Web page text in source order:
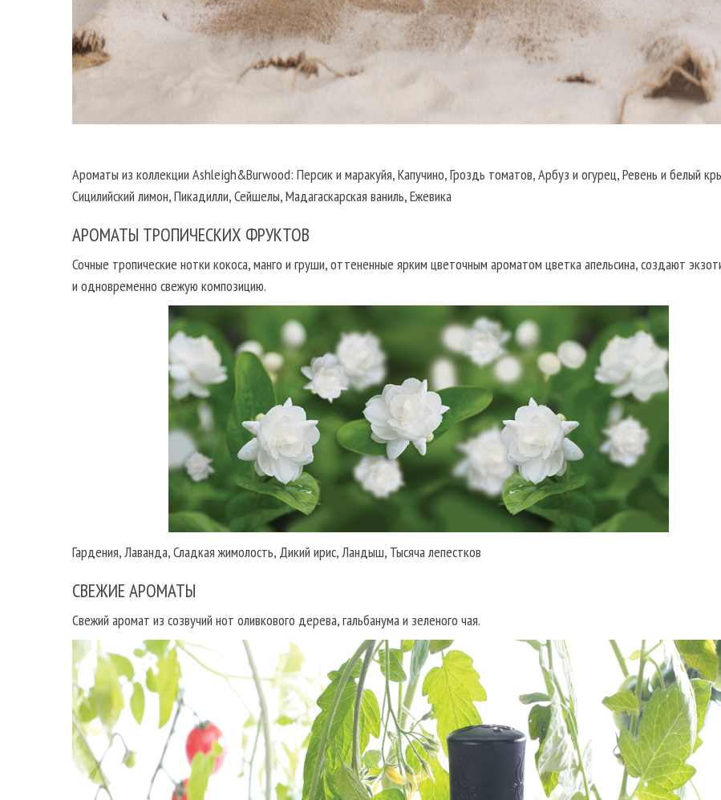
Ароматы из коллекции Ashleigh&Burwood: Персик и маракуйя, Капучино, Гроздь томатов, Арбуз и огурец, Ревень и белый
Сицилийский лимон, Пикадилли, Сейшелы, Мадагаскарская ваниль, Ежевика
АРОМАТЫ ТРОПИЧЕСКИХ ФРУКТОВ
Сочные тропические нотки кокоса, манго и груши, оттененные ярким цветочным ароматом цветка апельсина, создают
и одновременно свежую композицию.
Гардения, Лаванда, Сладкая жимолость, Дикий ирис, Ландыш, Тысяча лепестков
СВЕЖИЕ АРОМАТЫ
Свежий аромат из созвучий нот оливкового дерева, гальбанума и зеленого чая.